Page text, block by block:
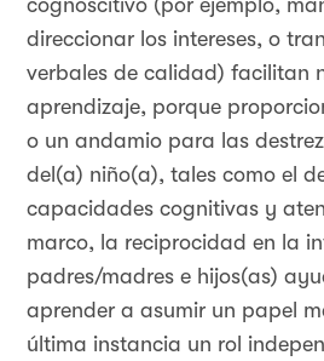
cognoscitivo (por ejemplo,
direccionar los intereses, o
verbales de calidad) facilitan
aprendizaje, porque
o un andamio para las
del(a) niño(a), tales como el
capacidades cognitivas y
marco, la reciprocidad en la
padres/madres e hijos(as)
aprender a asumir un papel
última instancia un rol